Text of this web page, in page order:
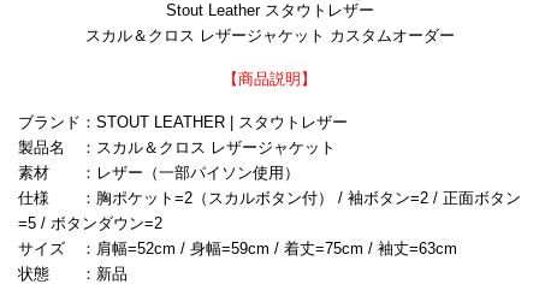
Stout Leather スタウトレザー
スカル＆クロス レザージャケット カスタムオーダー
【商品説明】
ブランド：STOUT LEATHER | スタウトレザー
製品名 ：スカル＆クロス レザージャケット
素材 ：レザー（一部パイソン使用）
仕様 ：胸ポケット=2（スカルボタン付） / 袖ボタン=2 / 正面ボタン
=5 / ボタンダウン=2
サイズ ：肩幅=52cm / 身幅=59cm / 着丈=75cm / 袖丈=63cm
状態 ：新品